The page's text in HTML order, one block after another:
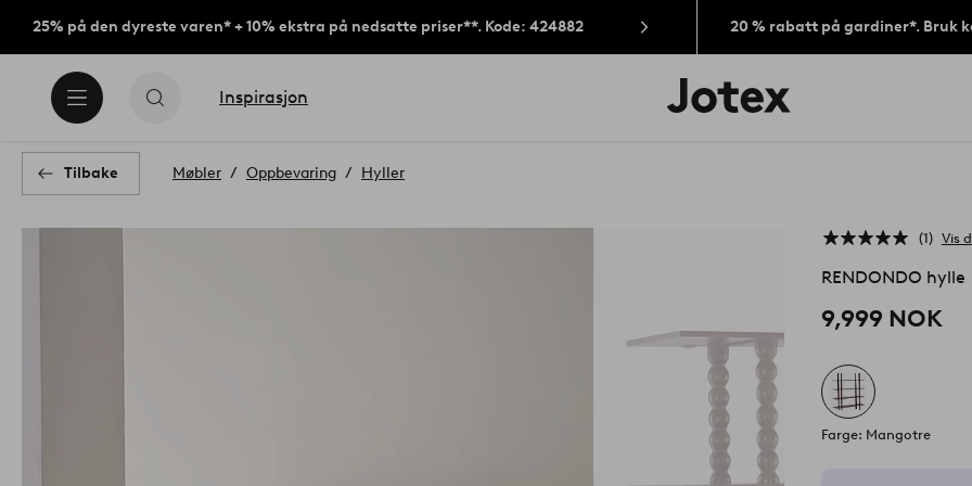
25% på den dyreste varen* + 10% ekstra på nedsatte priser**. Kode: 424882 20 % rabatt på gardiner*. Bruk
Inspirasjon
Jotex’
logo
Tilbake Møbler Oppbevaring Hyller
1 Vis
RENDONDO hylle
9,999 NOK
Farge: Mangotre